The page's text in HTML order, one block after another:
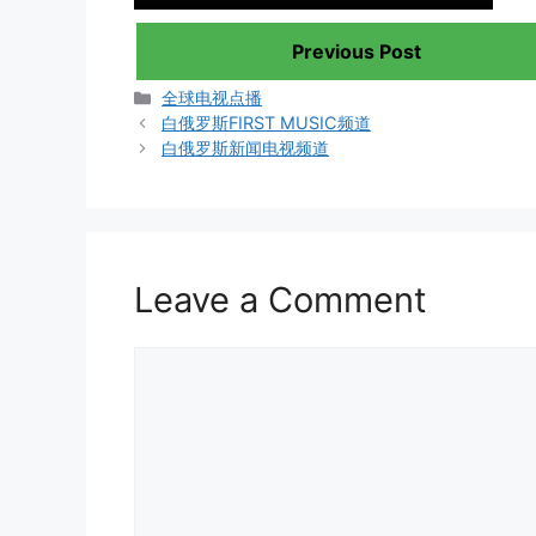
Previous Post
Categories
全球电视点播
白俄罗斯FIRST MUSIC频道
白俄罗斯新闻电视频道
Leave a Comment